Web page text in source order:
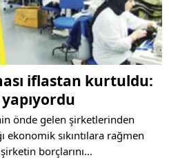
iflastan kurtuldu:
önde gelen şirketlerinden
ekonomik sıkıntılara rağmen
borçlarını